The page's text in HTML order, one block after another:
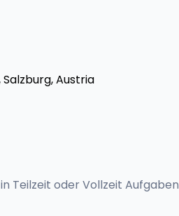
Austria
Teilzeit oder Vollzeit Aufgaben